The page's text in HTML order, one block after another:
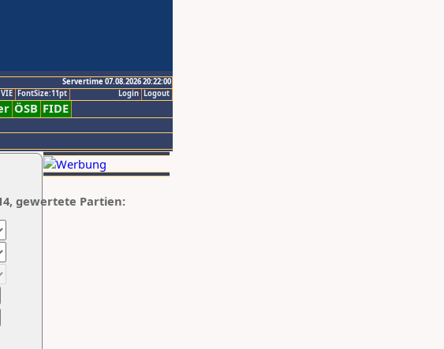
Servertime 07.08.2026 20:22:00
Logout
Login
VIE FontSize:11pt
ÖSB FIDE
gewertete Partien: